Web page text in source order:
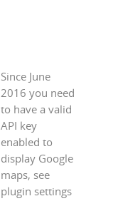
Since June
2016 you need
to have a valid
API key
enabled to
display Google
maps, see
plugin settings